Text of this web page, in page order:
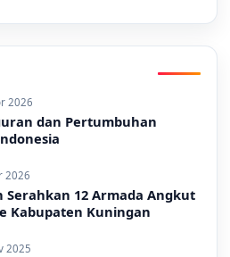
2026
dan Pertumbuhan
2026
Serahkan 12 Armada Angkut
Kabupaten Kuningan
2025